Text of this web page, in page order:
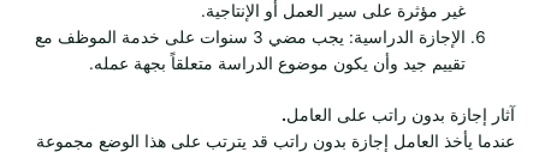
غير مؤثرة على سير العمل أو الإنتاجية.
الإجازة الدراسية: يجب مضي 3 سنوات على خدمة الموظف مع
تقييم جيد وأن يكون موضوع الدراسة متعلقاً بجهة عمله.
آثار إجازة بدون راتب على العامل.
عندما يأخذ العامل إجازة بدون راتب قد يترتب على هذا الوضع مجموعة